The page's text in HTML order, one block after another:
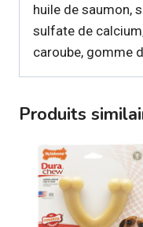
huile de saumon,
sulfate de
caroube, gomme
Produits